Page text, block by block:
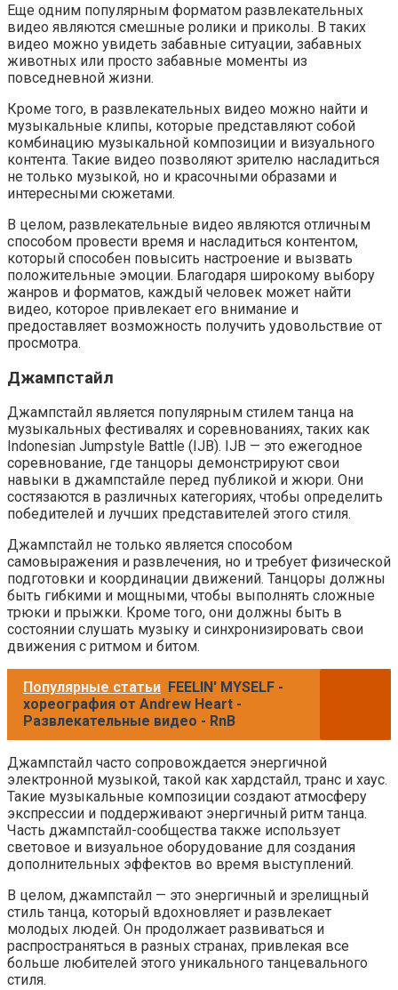
Еще одним популярным форматом развлекательных
видео являются смешные ролики и приколы. В таких
видео можно увидеть забавные ситуации, забавных
животных или просто забавные моменты из
повседневной жизни.
Кроме того, в развлекательных видео можно найти и
музыкальные клипы, которые представляют собой
комбинацию музыкальной композиции и визуального
контента. Такие видео позволяют зрителю насладиться
не только музыкой, но и красочными образами и
интересными сюжетами.
В целом, развлекательные видео являются отличным
способом провести время и насладиться контентом,
который способен повысить настроение и вызвать
положительные эмоции. Благодаря широкому выбору
жанров и форматов, каждый человек может найти
видео, которое привлекает его внимание и
предоставляет возможность получить удовольствие от
просмотра.
Джампстайл
Джампстайл является популярным стилем танца на
музыкальных фестивалях и соревнованиях, таких как
Indonesian Jumpstyle Battle (IJB). IJB — это ежегодное
соревнование, где танцоры демонстрируют свои
навыки в джампстайле перед публикой и жюри. Они
состязаются в различных категориях, чтобы определить
победителей и лучших представителей этого стиля.
Джампстайл не только является способом
самовыражения и развлечения, но и требует физической
подготовки и координации движений. Танцоры должны
быть гибкими и мощными, чтобы выполнять сложные
трюки и прыжки. Кроме того, они должны быть в
состоянии слушать музыку и синхронизировать свои
движения с ритмом и битом.
Популярные статьи FEELIN' MYSELF -
хореография от Andrew Heart -
Развлекательные видео - RnB
Джампстайл часто сопровождается энергичной
электронной музыкой, такой как хардстайл, транс и хаус.
Такие музыкальные композиции создают атмосферу
экспрессии и поддерживают энергичный ритм танца.
Часть джампстайл-сообщества также использует
световое и визуальное оборудование для создания
дополнительных эффектов во время выступлений.
В целом, джампстайл — это энергичный и зрелищный
стиль танца, который вдохновляет и развлекает
молодых людей. Он продолжает развиваться и
распространяться в разных странах, привлекая все
больше любителей этого уникального танцевального
стиля.